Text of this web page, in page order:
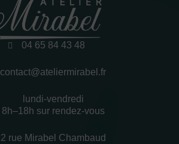
04 65 84 43 48
contact@ateliermirabel.fr
lundi-vendredi
8h–18h sur rendez-vous
2 rue Mirabel Chambaud